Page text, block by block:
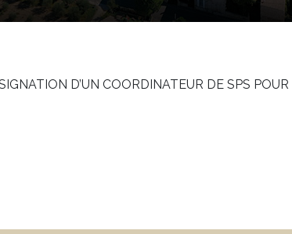
D’UN COORDINATEUR DE SPS